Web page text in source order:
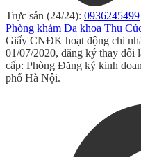
Trực sản (24/24): 0936245499
Phòng khám Đa khoa Thu
Giấy CNĐK hoạt động chi
01/07/2020, đăng ký thay đổi
cấp: Phòng Đăng ký kinh
phố Hà Nội.